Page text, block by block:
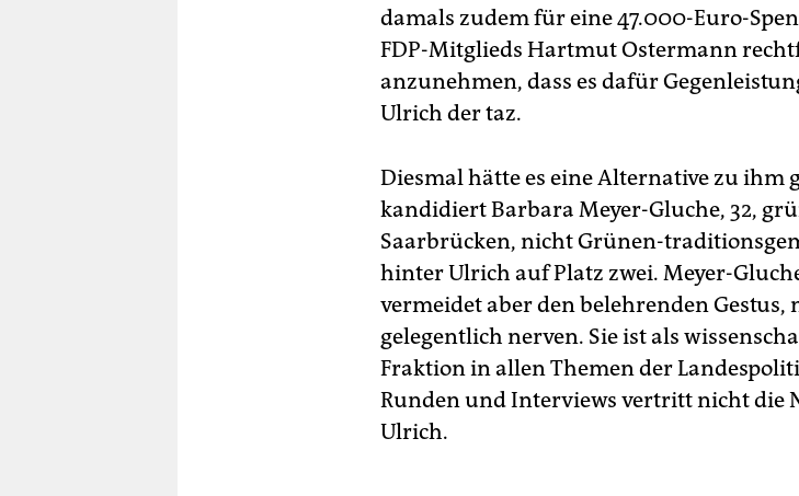
damals zudem für eine 47.000-Euro-
FDP-Mitglieds Hartmut Ostermann
anzunehmen, dass es dafür
Ulrich der taz.
Diesmal hätte es eine Alternative zu ihm
kandidiert Barbara Meyer-Gluche, 32,
Saarbrücken, nicht Grünen-
hinter Ulrich auf Platz zwei. Meyer-
vermeidet aber den belehrenden
gelegentlich nerven. Sie ist als
Fraktion in allen Themen der
Runden und Interviews vertritt nicht die
Ulrich.